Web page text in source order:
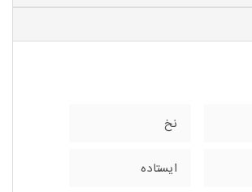
نخ
ایستاده